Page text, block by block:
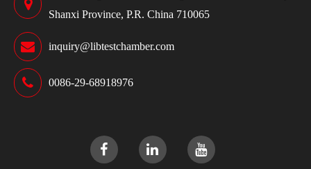
Shanxi Province, P.R. China 710065
inquiry@libtestchamber.com
0086-29-68918976